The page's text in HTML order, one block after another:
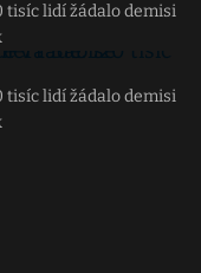
tisíc lidí žádalo demisi
tisíc lidí žádalo demisi